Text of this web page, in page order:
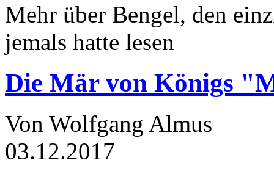
Mehr über Bengel, den
jemals hatte lesen
Die Mär von Königs
Von Wolfgang Almus
03.12.2017